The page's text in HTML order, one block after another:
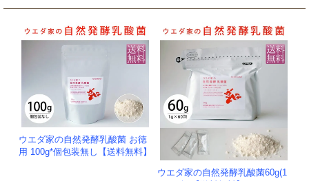
ウエダ家の自然発酵乳酸菌 お徳
用 100g*個包装無し【送料無料】
ウエダ家の自然発酵乳酸菌60g(1